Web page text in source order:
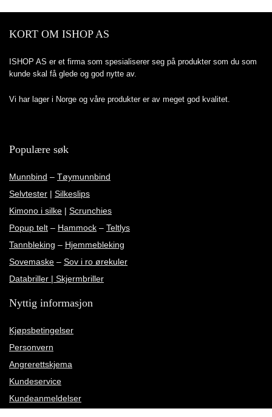
KORT OM ISHOP AS
ISHOP AS er et firma som spesialiserer seg på produkter som du som
kunde skal få glede og god nytte av.
Vi har lager i Norge og våre produkter er av meget god kvalitet.
Populære søk
Munnbind – Tøymunnbind
Selvtester | Silkeslips
Kimono i silke | Scrunchies
Popup telt – Hammock – Teltlys
Tannbleking – Hjemmebleking
Sovemaske – Sov i ro ørekuler
Databriller | Skjermbriller
Nyttig informasjon
Kjøpsbetingelser
Personvern
Angrerettskjema
Kundeservice
Kundeanmeldelser